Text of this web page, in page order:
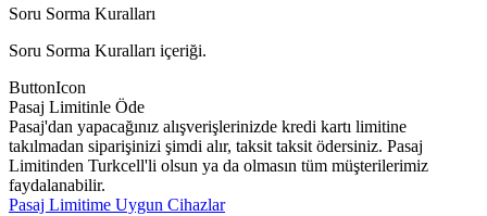
Soru Sorma Kuralları
Soru Sorma Kuralları içeriği.
ButtonIcon
Pasaj Limitinle Öde
Pasaj'dan yapacağınız alışverişlerinizde kredi kartı limitine
takılmadan siparişinizi şimdi alır, taksit taksit ödersiniz. Pasaj
Limitinden Turkcell'li olsun ya da olmasın tüm müşterilerimiz
faydalanabilir.
Pasaj Limitime Uygun Cihazlar